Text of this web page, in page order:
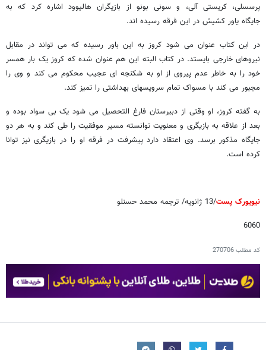
پرسسلی، کریستی آلی، و سونی بونو از بازیگران هالیوود اشاره کرد که به
جایگاه یاور کشیش در این فرقه رسیده اند.
در این کتاب عنوان می شود کروز به این باور رسیده که می تواند در مقابل
نیروهای خارجی بایستد. در کتاب البته این هم عنوان شده که کروز یک بار همسر
خود را به خاطر عدم پیروی از او به شکنجه ای عجیب محکوم می کند و وی را
مجبور می کند با مسواک تمام سرویسهای بهداشتی را تمیز کند.
به گفته کروز، او وقتی از دبیرستان فارغ التحصیل می شود یک بی سواد بوده و
بعد از علاقه به بازیگری و معنویت توانسته مسیر موفقیت را طی کند و به هر دو
جایگاه مذکور برسد. وی اعتقاد دارد پیشرفت در فرقه او را در بازیگری نیز توانا
کرده است.
نیویورک پست/13 ژانویه/ ترجمه محمد حسنلو
6060
کد مطلب270706